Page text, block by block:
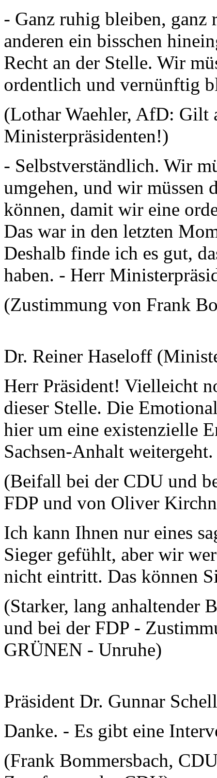
- Ganz ruhig bleiben, ganz
anderen ein bisschen
Recht an der Stelle. Wir
ordentlich und vernünftig
(Lothar Waehler, AfD: Gilt
Ministerpräsidenten!)
- Selbstverständlich. Wir
umgehen, und wir müssen
können, damit wir eine
Das war in den letzten
Deshalb finde ich es gut,
haben. - Herr
(Zustimmung von Frank
Dr. Reiner Haseloff
Herr Präsident! Vielleicht
dieser Stelle. Die
hier um eine existenzielle
Sachsen-Anhalt weitergeht.
(Beifall bei der CDU und
FDP und von Oliver
Ich kann Ihnen nur eines
Sieger gefühlt, aber wir
nicht eintritt. Das können
(Starker, lang anhaltender
und bei der FDP -
GRÜNEN - Unruhe)
Präsident Dr. Gunnar
Danke. - Es gibt eine
(Frank Bommersbach,